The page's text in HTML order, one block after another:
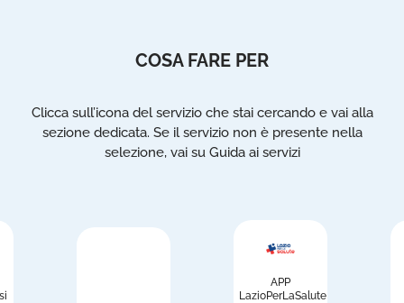
COSA FARE PER
Clicca sull’icona del servizio che stai cercando e vai alla
sezione dedicata. Se il servizio non è presente nella
selezione, vai su Guida ai servizi
APP
LazioPerLaSalute